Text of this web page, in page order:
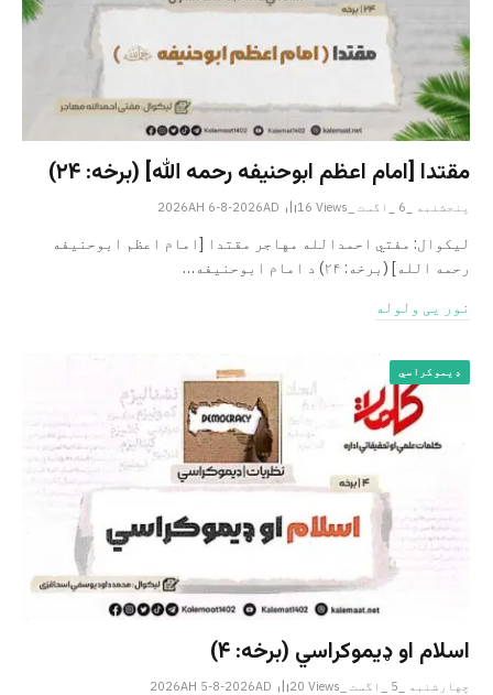
مقتدا [امام اعظم ابوحنیفه رحمه الله‎] (برخه: ۲۴)
پنجشنبه _6 _اگست _2026AH 6-8-2026AD 16 Views
لیکوال: مفتي احمدالله مهاجر مقتدا [امام اعظم ابوحنیفه
رحمه الله‎] (برخه: ۲۴) د امام ابوحنيفه…
نور یی ولوله
ډیموکراسي
اسلام او ډیموکراسي (برخه: ۴)
چهارشنبه _5 _اگست _2026AH 5-8-2026AD 20 Views